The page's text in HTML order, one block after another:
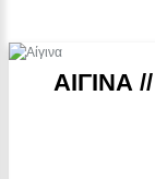
ΑΙΓΙΝΑ